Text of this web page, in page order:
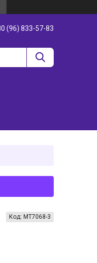
(96) 833-57-83
Код: MT7068-3